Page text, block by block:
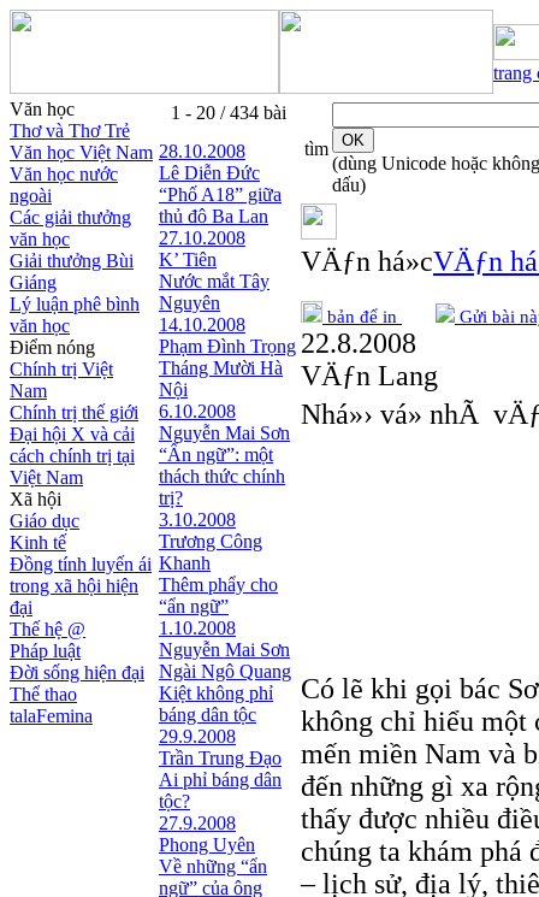
trang
Văn học
Thơ và Thơ Trẻ
Văn học Việt Nam
Văn học nước
ngoài
Các giải thưởng
văn học
Giải thưởng Bùi
Giáng
Lý luận phê bình
văn học
Điểm nóng
Chính trị Việt
Nam
Chính trị thế giới
Đại hội X và cải
cách chính trị tại
Việt Nam
Xã hội
Giáo dục
Kinh tế
Đồng tính luyến ái
trong xã hội hiện
đại
Thế hệ @
Pháp luật
Đời sống hiện đại
Thể thao
talaFemina
1 - 20 / 434 bài
28.10.2008
Lê Diễn Đức
“Phố A18” giữa
thủ đô Ba Lan
27.10.2008
K’ Tiên
Nước mắt Tây
Nguyên
14.10.2008
Phạm Đình Trọng
Tháng Mười Hà
Nội
6.10.2008
Nguyễn Mai Sơn
“Ẩn ngữ”: một
thách thức chính
trị?
3.10.2008
Trương Công
Khanh
Thêm phẩy cho
“ẩn ngữ”
1.10.2008
Nguyễn Mai Sơn
Ngài Ngô Quang
Kiệt không phỉ
báng dân tộc
29.9.2008
Trần Trung Đạo
Ai phỉ báng dân
tộc?
27.9.2008
Phong Uyên
Về những “ẩn
ngữ” của ông
tìm
(dùng Unicode hoặc không
dấu)
VÄƒn há»cVÄƒn
bản để in Gửi bài
22.8.2008
VÄƒn Lang
Nhá»› vá» nhÃ
Có lẽ khi gọi bác
không chỉ hiểu một
mến miền Nam và
đến những gì xa
thấy được nhiều
chúng ta khám phá
– lịch sử, địa lý,